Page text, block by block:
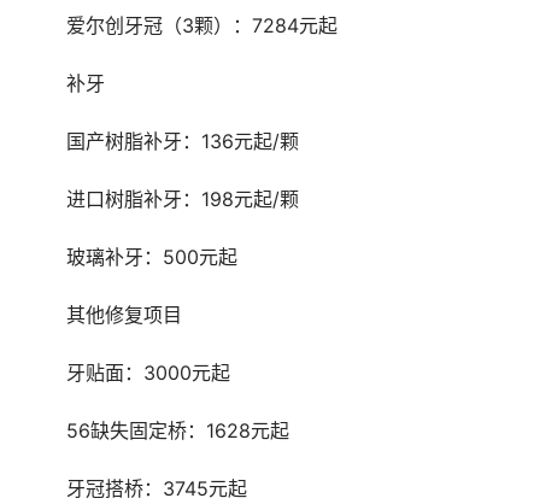
	爱尔创牙冠（3颗）：7284元起
	补牙
	国产树脂补牙：136元起/颗
	进口树脂补牙：198元起/颗
	玻璃补牙：500元起
	其他修复项目
	牙贴面：3000元起
	56缺失固定桥：1628元起
	牙冠搭桥：3745元起